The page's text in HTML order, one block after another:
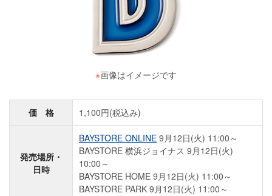
※画像はイメージです
価 格 1,100円(税込み)
発売場所・
日時
BAYSTORE ONLINE 9月12日(火) 11:00～
BAYSTORE 横浜ジョイナス 9月12日(火)
10:00～
BAYSTORE HOME 9月12日(火) 11:00～
BAYSTORE PARK 9月12日(火) 11:00～